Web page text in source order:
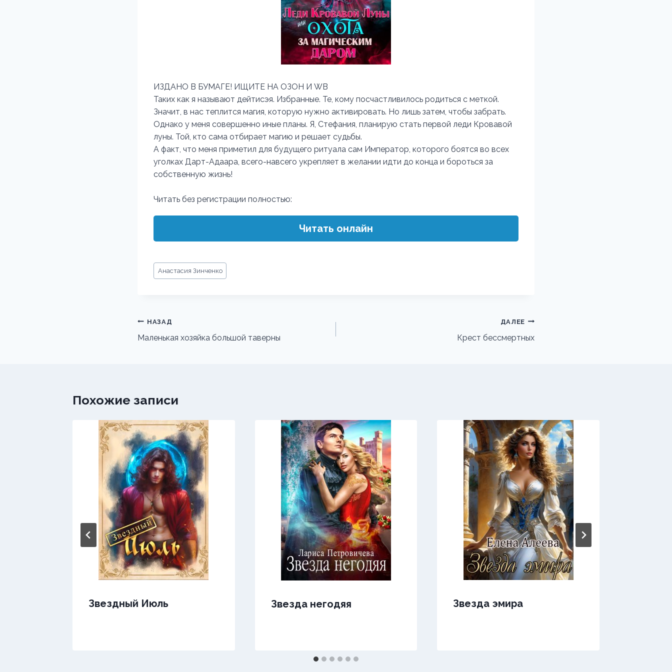
ИЗДАНО В БУМАГЕ! ИЩИТЕ НА ОЗОН И WB
Таких как я называют дейтисэя. Избранные. Те, кому посчастливилось родиться с меткой.
Значит, в нас теплится магия, которую нужно активировать. Но лишь затем, чтобы забрать.
Однако у меня совершенно иные планы. Я, Стефания, планирую стать первой леди Кровавой
луны. Той, кто сама отбирает магию и решает судьбы.
А факт, что меня приметил для будущего ритуала сам Император, которого боятся во всех
уголках Дарт-Адаара, всего-навсего укрепляет в желании идти до конца и бороться за
собственную жизнь!
Читать без регистрации полностью:
Читать онлайн
Метки
записи:
Анастасия Зинченко
Навигация
по
НАЗАД
Маленькая хозяйка большой таверны
ДАЛЕЕ
Крест бессмертных
Похожие записи
Звездный Июль Звезда негодяя Звезда эмира